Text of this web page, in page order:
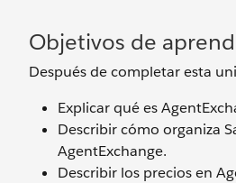
Objetivos de
Después de completar esta
Explicar qué es
Describir cómo organiza
AgentExchange.
Describir los precios en